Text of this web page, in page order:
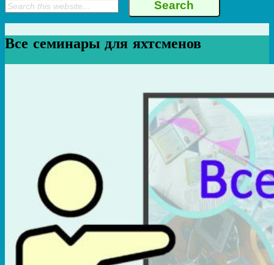
Все семинары для яхтсменов